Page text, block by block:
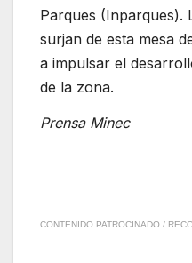
Parques (Inparques).
surjan de esta mesa
a impulsar el
de la zona.
Prensa Minec
CONTENIDO PATROCINADO /